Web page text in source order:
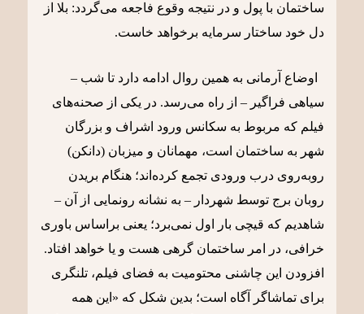
ساختمان با پول و در نتیجه وقوع فاجعه می‌گردد: بلا از
دل خود ساختار سرمایه برخواهد خاست.
اوضاع آرمانی به همین روال ادامه دارد تا شب –
سیاهی فراگیر – از راه می‌رسد. در یکی از صحنه‌های
فیلم که مربوط به سکانس ورود اشراف و بزرگان
شهر به ساختمان است، مهمانان و میزبان (دانکن)
روبه‌روی درب ورودی تجمع کرده‌اند؛ هنگام بریدن
روبان برج توسط شهردار – به نشانه رونمایی از آن –
شاهدیم که قیچی بار اول نمی‌برد؛ یعنی براساس باوری
خرافی، در امر ساختمان گرهی هست و یا خواهد افتاد.
افزودن این چاشنی محتومیت به فضای فیلم، تلنگری
برای تماشاگر آگاه است؛ بدین شکل که «این همه